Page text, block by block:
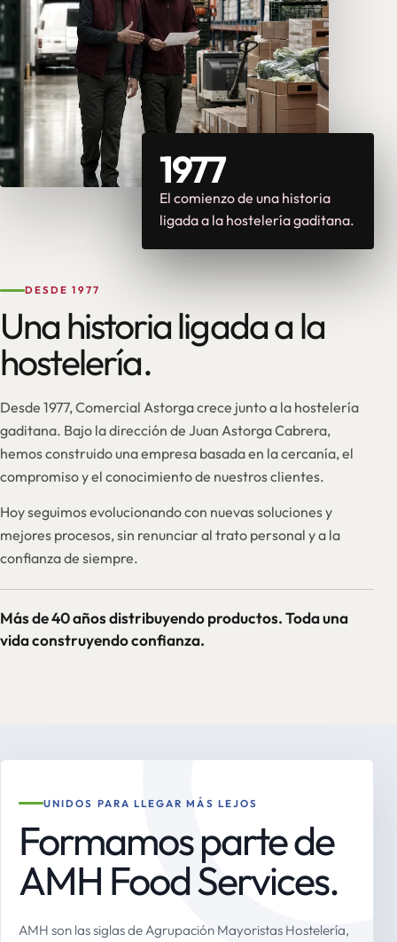
1977
El comienzo de una historia
ligada a la hostelería gaditana.
DESDE 1977
Una historia ligada a la
hostelería.
Desde 1977, Comercial Astorga crece junto a la hostelería
gaditana. Bajo la dirección de Juan Astorga Cabrera,
hemos construido una empresa basada en la cercanía, el
compromiso y el conocimiento de nuestros clientes.
Hoy seguimos evolucionando con nuevas soluciones y
mejores procesos, sin renunciar al trato personal y a la
confianza de siempre.
Más de 40 años distribuyendo productos. Toda una
vida construyendo confianza.
UNIDOS PARA LLEGAR MÁS LEJOS
Formamos parte de
AMH Food Services.
AMH son las siglas de Agrupación Mayoristas Hostelería,